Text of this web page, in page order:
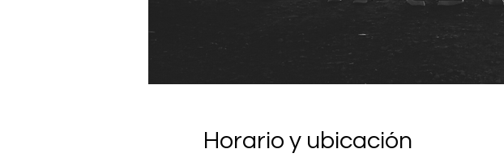
Horario y ubicación